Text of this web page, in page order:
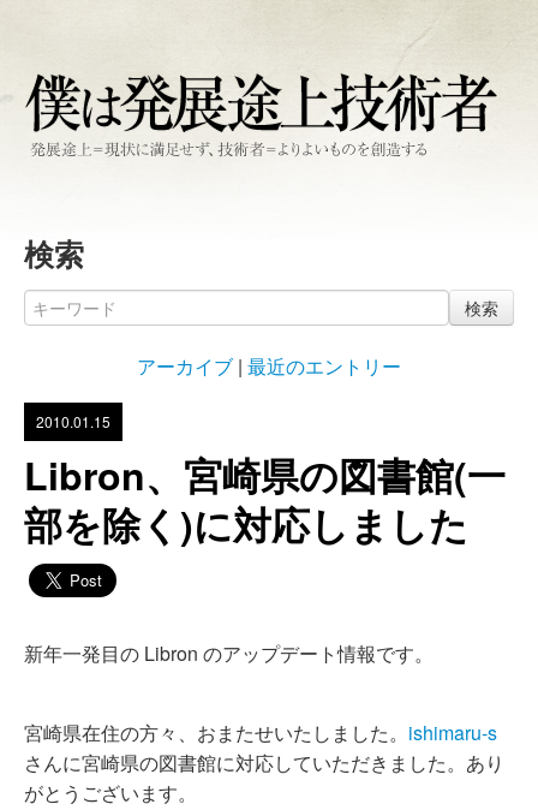
検索
検索
アーカイブ | 最近のエントリー
2010.01.15
Libron、宮崎県の図書館(一
部を除く)に対応しました
新年一発目の Libron のアップデート情報です。
宮崎県在住の方々、おまたせいたしました。 ishimaru-s
さんに宮崎県の図書館に対応していただきました。あり
がとうございます。